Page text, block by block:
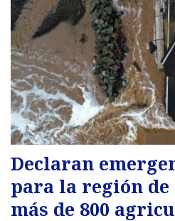
Declaran
para la región de
más de 800